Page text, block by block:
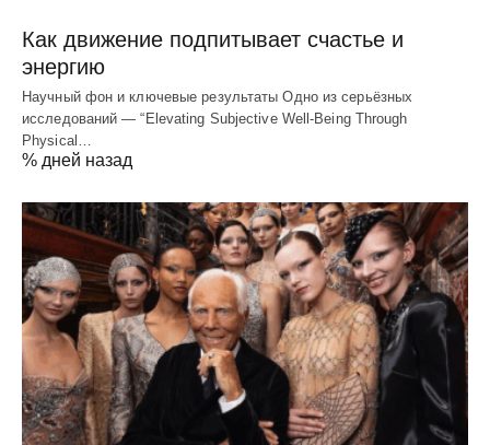
Как движение подпитывает счастье и
энергию
Научный фон и ключевые результаты Одно из серьёзных
исследований — “Elevating Subjective Well‑Being Through
Physical…
% дней назад